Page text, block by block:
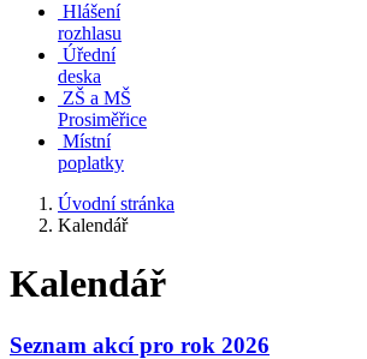
Hlášení
rozhlasu
Úřední
deska
ZŠ a MŠ
Prosiměřice
Místní
poplatky
Úvodní stránka
Kalendář
Kalendář
Seznam akcí pro rok 2026